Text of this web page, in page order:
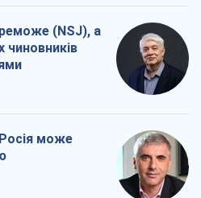
(NSJ), а
чиновників
Росія може